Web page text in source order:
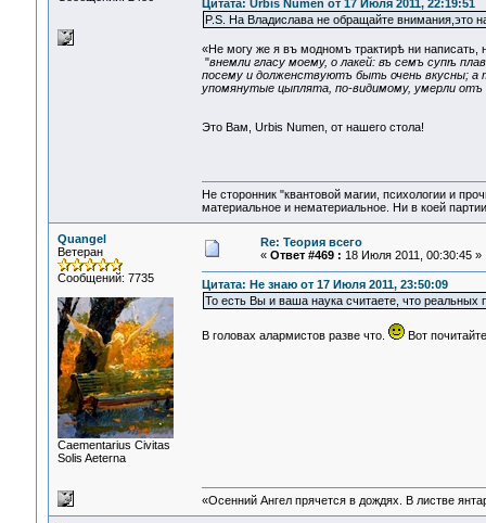
Цитата: Urbis Numen от 17 Июля 2011, 22:19:51
P.S. На Владислава не обращайте внимания,это
«Не могу же я въ модномъ трактирѣ ни
"внемли гласу моему, о лакей: въ семъ супѣ
посему и долженствуютъ быть очень вкусны; а
упомянутые цыплята, по-видимому, умерли отъ
Это Вам, Urbis Numen, от нашего стола!
Не сторонник "квантовой магии, психологии и
материальное и нематериальное. Ни в коей
Quangel
Ветеран
Сообщений: 7735
Сaementarius Civitas
Solis Aeterna
Re: Теория всего
« Ответ #469 : 18 Июля 2011, 00:30:45 »
Цитата: Не знаю от 17 Июля 2011, 23:50:09
То есть Вы и ваша наука считаете, что реальных
В головах алармистов разве что. Вот
«Осенний Ангел прячется в дождях. В листве